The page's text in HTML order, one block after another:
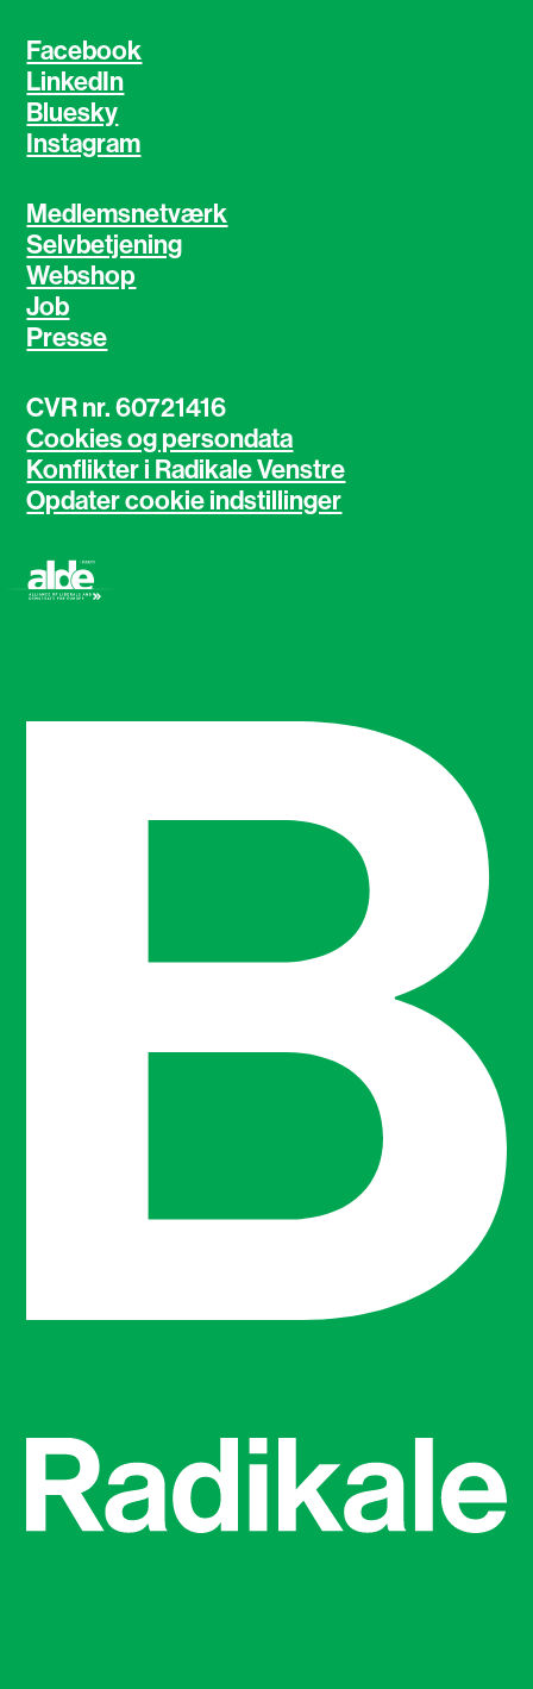
Facebook
LinkedIn
Bluesky
Instagram
Medlemsnetværk
Selvbetjening
Webshop
Job
Presse
CVR nr. 60721416
Cookies og persondata
Konflikter i Radikale Venstre
Opdater cookie indstillinger